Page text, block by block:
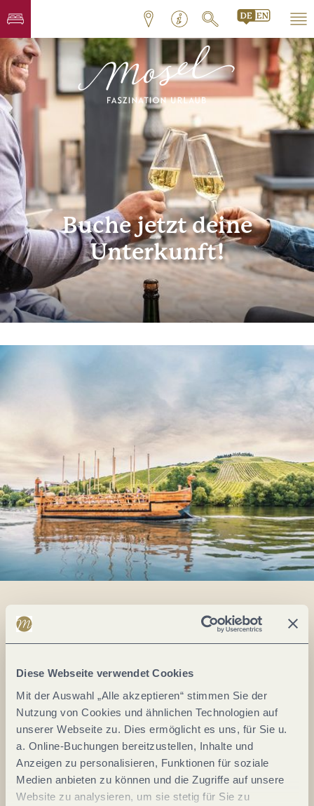
Diese Webseite verwendet Cookies
Mit der Auswahl „Alle akzeptieren“ stimmen Sie der
Nutzung von Cookies und ähnlichen Technologien auf
unserer Webseite zu. Dies ermöglicht es uns, für Sie u.
a. Online-Buchungen bereitzustellen, Inhalte und
Anzeigen zu personalisieren, Funktionen für soziale
Medien anbieten zu können und die Zugriffe auf unsere
Website zu analysieren, um sie stetig für Sie zu
Buche jetzt deine
Unterkunft!
Alles im Fluss...
Mosel im Abo: Mit unserem Newsletter
Ihre
E-
Mail-
Adresse:
*
Ich erkläre mich mit der
Datenschutzerklärung